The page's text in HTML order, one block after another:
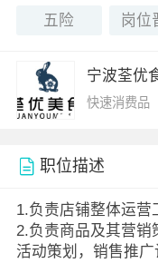
五险 岗位
宁波荃优
职位描述
1.负责店铺整体运营
2.负责商品及其营销
活动策划，销售推广